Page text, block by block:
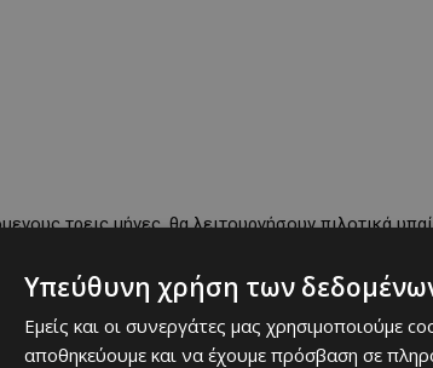
τρεις μήνες, θα λειτουργήσουν πιλοτικά
Ιδαλίου, κοντά στο Α’ Δημοτικό Σχολείο
Υπεύθυνη χρήση των
Εμείς και οι συνεργάτες μας χρησιμοποιούμε
αποθηκεύουμε και να έχουμε πρόσβαση σε